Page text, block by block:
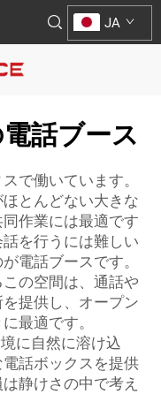
JA
話ブース
で働いています。
とんどない大きな
作業には最適です
を行うには難しい
電話ブースです。
の空間は、通話や
提供し、オープン
最適です。
に自然に溶け込
話ボックスを提供
静けさの中で考え